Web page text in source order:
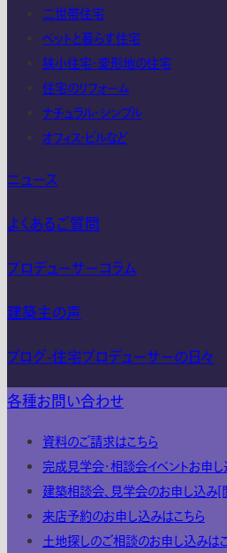
二世帯住宅
ペットと暮らす住宅
狭小住宅・変形地の住宅
住宅のリフォーム
ナチュラル・シンプル
オフィス・ビルなど
ニュース
よくあるご質問
プロデューサーコラム
建築主の声
ブログ-住宅プロデューサーの日々
各種お問い合わせ
資料のご請求はこちら
完成見学会・相談会イベントお申
建築相談会、見学会のお申し込み[
来店予約のお申し込みはこちら
土地探しのご相談のお申し込みは